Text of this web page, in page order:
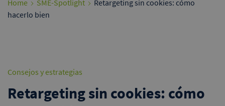
Home SME-Spotlight
Retargeting sin cookies: cómo
hacerlo bien
Consejos y estrategias
Retargeting sin cookies: cómo